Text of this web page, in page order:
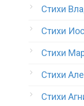
Стихи
Стихи
Стихи
Стихи
Стихи